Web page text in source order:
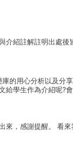
介紹註解註明出處後
的用心分析以及分
給學生作為介紹呢?
來，感謝提醒。 看